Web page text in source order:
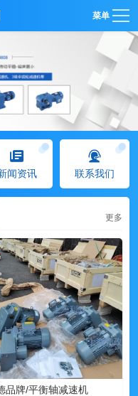
菜单
闻资讯 联系我们
更多
品牌/平衡轴减速机